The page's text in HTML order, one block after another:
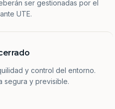
ser gestionadas por el
UTE.
y control del entorno.
segura y previsible.